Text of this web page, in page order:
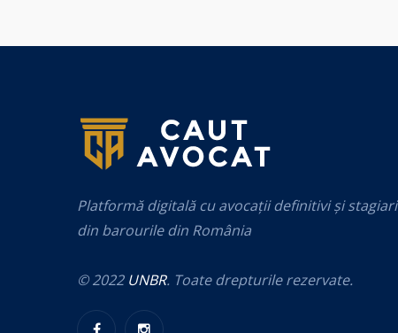
Platformă digitală cu avocații definitivi și stagiari
din barourile din România
© 2022 UNBR. Toate drepturile rezervate.